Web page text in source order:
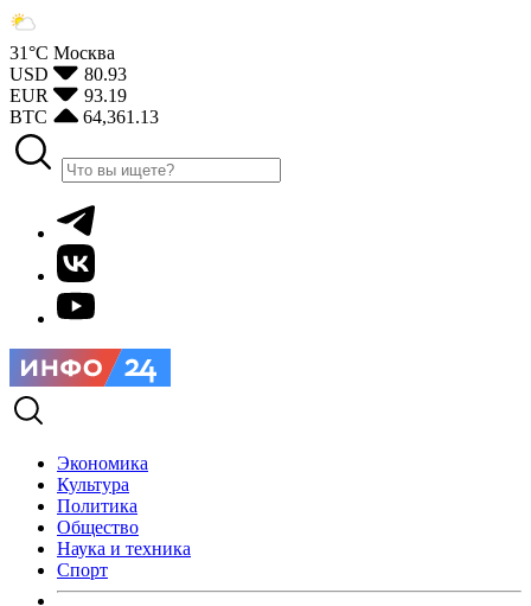
31°С Москва
USD
80.93
EUR
93.19
BTC
64,361.13
Экономика
Культура
Политика
Общество
Наука и техника
Спорт